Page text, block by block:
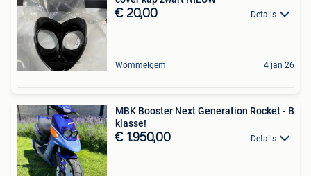
€ 20,00 Details
Wommelgem 4 jan 26
MBK Booster Next Generation Rocket - B
klasse!
€ 1.950,00 Details